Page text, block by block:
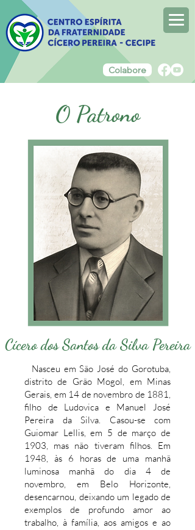
Colabore
O Patrono
Cícero dos Santos da Silva Pereira
Nasceu em São José do Gorotuba,
distrito de Grão Mogol, em Minas
Gerais, em 14 de novembro de 1881,
filho de Ludovica e Manuel José
Pereira da Silva. Casou-se com
Guiomar Lellis, em 5 de março de
1903, mas não tiveram filhos. Em
1948, às 6 horas de uma manhã
luminosa manhã do dia 4 de
novembro, em Belo Horizonte,
desencarnou, deixando um legado de
exemplos de profundo amor ao
trabalho, à família, aos amigos e ao